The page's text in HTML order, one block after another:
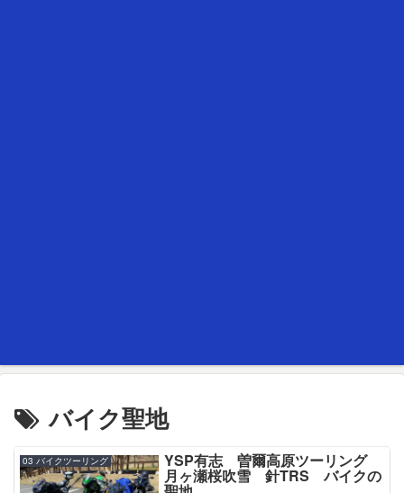
バイク聖地
03 バイクツーリング YSP有志 曽爾高原ツーリング
月ヶ瀬桜吹雪 針TRS バイクの